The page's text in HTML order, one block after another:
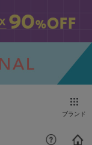
ブランド